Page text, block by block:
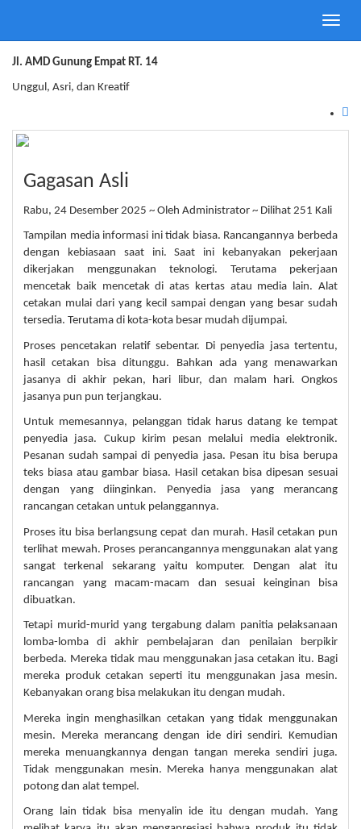
Toggle
Jl. AMD Gunung Empat RT. 14
Unggul, Asri, dan Kreatif
Gagasan Asli
Rabu, 24 Desember 2025 ~ Oleh Administrator ~ Dilihat 251 Kali
Tampilan media informasi ini tidak biasa. Rancangannya berbeda
dengan kebiasaan saat ini. Saat ini kebanyakan pekerjaan
dikerjakan menggunakan teknologi. Terutama pekerjaan
mencetak baik mencetak di atas kertas atau media lain. Alat
cetakan mulai dari yang kecil sampai dengan yang besar sudah
tersedia. Terutama di kota-kota besar mudah dijumpai.
Proses pencetakan relatif sebentar. Di penyedia jasa tertentu,
hasil cetakan bisa ditunggu. Bahkan ada yang menawarkan
jasanya di akhir pekan, hari libur, dan malam hari. Ongkos
jasanya pun pun terjangkau.
Untuk memesannya, pelanggan tidak harus datang ke tempat
penyedia jasa. Cukup kirim pesan melalui media elektronik.
Pesanan sudah sampai di penyedia jasa. Pesan itu bisa berupa
teks biasa atau gambar biasa. Hasil cetakan bisa dipesan sesuai
dengan yang diinginkan. Penyedia jasa yang merancang
rancangan cetakan untuk pelanggannya.
Proses itu bisa berlangsung cepat dan murah. Hasil cetakan pun
terlihat mewah. Proses perancangannya menggunakan alat yang
sangat terkenal sekarang yaitu komputer. Dengan alat itu
rancangan yang macam-macam dan sesuai keinginan bisa
dibuatkan.
Tetapi murid-murid yang tergabung dalam panitia pelaksanaan
lomba-lomba di akhir pembelajaran dan penilaian berpikir
berbeda. Mereka tidak mau menggunakan jasa cetakan itu. Bagi
mereka produk cetakan seperti itu menggunakan jasa mesin.
Kebanyakan orang bisa melakukan itu dengan mudah.
Mereka ingin menghasilkan cetakan yang tidak menggunakan
mesin. Mereka merancang dengan ide diri sendiri. Kemudian
mereka menuangkannya dengan tangan mereka sendiri juga.
Tidak menggunakan mesin. Mereka hanya menggunakan alat
potong dan alat tempel.
Orang lain tidak bisa menyalin ide itu dengan mudah. Yang